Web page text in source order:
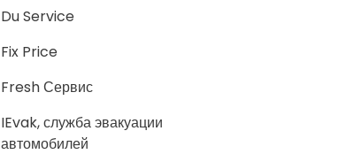
Du Service
Fix Price
Fresh Сервис
IEvak, служба эвакуации
автомобилей